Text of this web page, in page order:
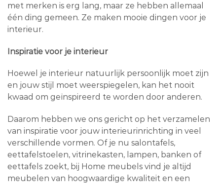
met merken is erg lang, maar ze hebben allemaal
één ding gemeen. Ze maken mooie dingen voor je
interieur.
Inspiratie voor je interieur
Hoewel je interieur natuurlijk persoonlijk moet zijn
en jouw stijl moet weerspiegelen, kan het nooit
kwaad om geïnspireerd te worden door anderen.
Daarom hebben we ons gericht op het verzamelen
van inspiratie voor jouw interieurinrichting in veel
verschillende vormen. Of je nu salontafels,
eettafelstoelen, vitrinekasten, lampen, banken of
eettafels zoekt, bij Home meubels vind je altijd
meubelen van hoogwaardige kwaliteit en een